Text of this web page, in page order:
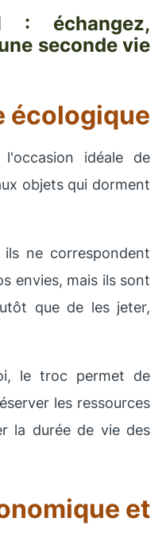
: échangez,
seconde vie
écologique
idéale de
objets qui dorment
ne correspondent
envies, mais ils sont
que de les jeter,
le troc permet de
les ressources
la durée de vie des
et